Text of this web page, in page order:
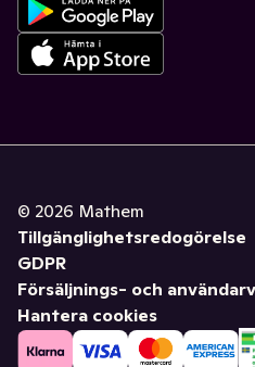
© 2026 Mathem
Tillgänglighetsredogörelse
GDPR
Försäljnings- och
Hantera cookies